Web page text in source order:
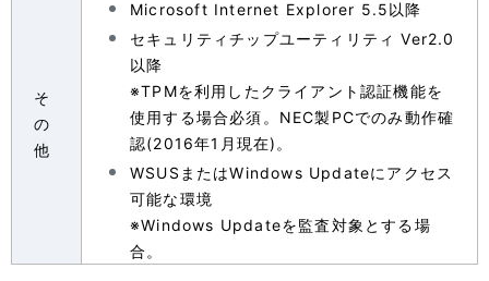
そ
の
他
Microsoft Internet Explorer 5.5以降
セキュリティチップユーティリティ Ver2.0
以降
※TPMを利用したクライアント認証機能を
使用する場合必須。NEC製PCでのみ動作確
認(2016年1月現在)。
WSUSまたはWindows Updateにアクセス
可能な環境
※Windows Updateを監査対象とする場
合。